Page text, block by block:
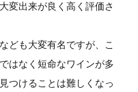
変出来が良く高く評価さ
ども大変有名ですが、こ
はなく短命なワインが多
つけることは難しくなっ